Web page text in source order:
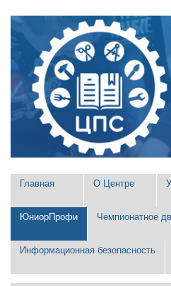
к
содержимому.
Перейти
к
навигации
инструменты
Разделы
Главная О Центре
ЮниорПрофи Чемпионатное
Информационная безопасность